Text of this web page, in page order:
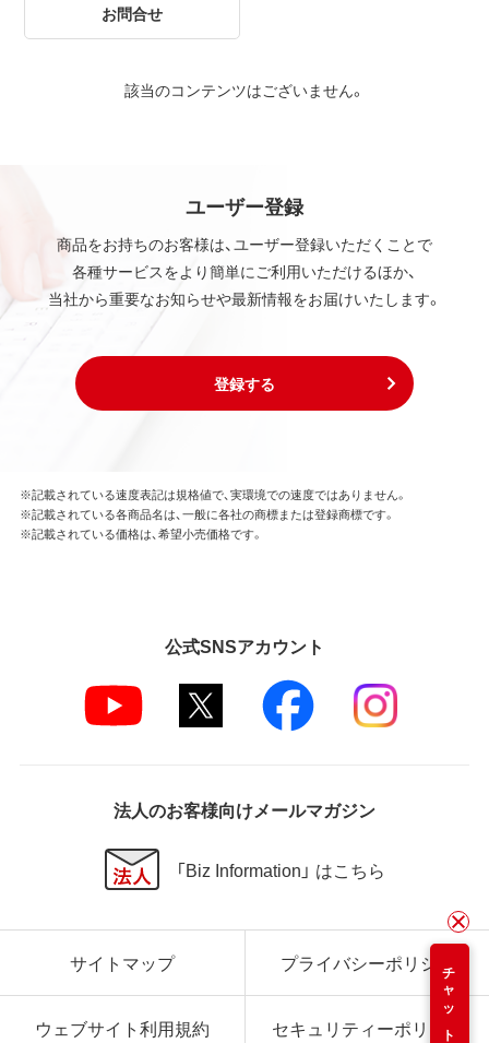
お問合せ
該当のコンテンツはございません。
ユーザー登録
商品をお持ちのお客様は、ユーザー登録いただくことで
各種サービスをより簡単にご利用いただけるほか、
当社から重要なお知らせや最新情報をお届けいたします。
登録する
チャット
※記載されている速度表記は規格値で、実環境での速度ではありません。
※記載されている各商品名は、一般に各社の商標または登録商標です。
※記載されている価格は、希望小売価格です。
公式SNSアカウント
法人のお客様向けメールマガジン
「Biz Information」 はこちら
サイトマップ プライバシーポリシー
ウェブサイト利用規約 セキュリティーポリシー